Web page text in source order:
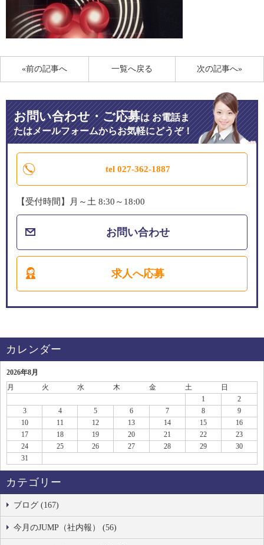
«前の記事へ 次の記事へ»
一覧へ戻る
お問い合わせ・ご応募はお電話ま
たはメールフォームからお気軽にどうぞ！
tel 027-362-1887
【受付時間】月～土 8:30～18:00
お問い合わせ
求人へ応募
カレンダー
2026年8月
月
火 水 木 金 土
日
1
2
3
4 5 6 7 8
9
10
11 12 13 14 15
16
17
18 19 20 21 22
23
24
25 26 27 28 29
30
31
カテゴリー
ブログ (167)
今月のJUMP（社内報） (56)